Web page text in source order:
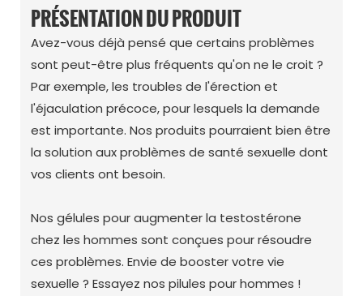
PRÉSENTATION DU PRODUIT
Avez-vous déjà pensé que certains problèmes
sont peut-être plus fréquents qu'on ne le croit ?
Par exemple, les troubles de l'érection et
l'éjaculation précoce, pour lesquels la demande
est importante. Nos produits pourraient bien être
la solution aux problèmes de santé sexuelle dont
vos clients ont besoin.
Nos gélules pour augmenter la testostérone
chez les hommes sont conçues pour résoudre
ces problèmes. Envie de booster votre vie
sexuelle ? Essayez nos pilules pour hommes !